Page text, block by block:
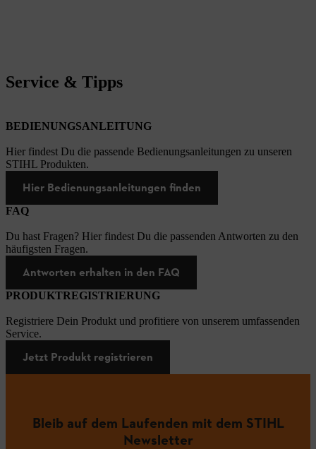
Service & Tipps
BEDIENUNGSANLEITUNG
Hier findest Du die passende Bedienungsanleitungen zu unseren
STIHL Produkten.
Hier Bedienungsanleitungen finden
FAQ
Du hast Fragen? Hier findest Du die passenden Antworten zu den
häufigsten Fragen.
Antworten erhalten in den FAQ
PRODUKTREGISTRIERUNG
Registriere Dein Produkt und profitiere von unserem umfassenden
Service.
Jetzt Produkt registrieren
Bleib auf dem Laufenden mit dem STIHL
Newsletter